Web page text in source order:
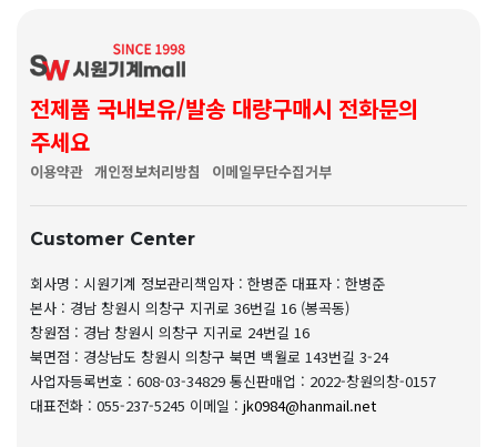
전제품 국내보유/발송 대량구매시 전화문의
주세요
이용약관 개인정보처리방침 이메일무단수집거부
Customer Center
회사명 : 시원기계 정보관리책임자 : 한병준 대표자 : 한병준
본사 : 경남 창원시 의창구 지귀로 36번길 16 (봉곡동)
창원점 : 경남 창원시 의창구 지귀로 24번길 16
북면점 : 경상남도 창원시 의창구 북면 백월로 143번길 3-24
사업자등록번호 : 608-03-34829 통신판매업 : 2022-창원의창-0157
대표전화 : 055-237-5245 이메일 : jk0984@hanmail.net